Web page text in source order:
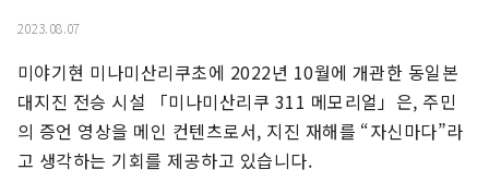
2023.08.07
미야기현 미나미산리쿠초에 2022년 10월에 개관한 동일본
대지진 전승 시설 「미나미산리쿠 311 메모리얼」은, 주민
의 증언 영상을 메인 컨텐츠로서, 지진 재해를 “자신마다”라
고 생각하는 기회를 제공하고 있습니다.